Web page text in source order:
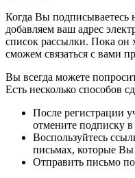
Когда Вы
добавляем ваш адрес
список рассылки. Пока он
сможем связаться с вами
Вы всегда можете
Есть несколько способов
После регистрации
отмените подписку
Воспользуйтесь
письмах, которые Вы
Отправить письмо